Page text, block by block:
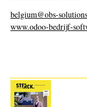
belgium@obs-
www.odoo-bedrijf-